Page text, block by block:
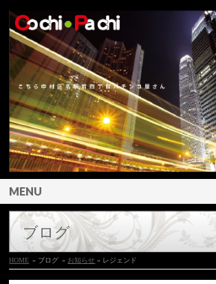
MENU
ブログ
HOME » ブログ » お知らせ » レジェンド